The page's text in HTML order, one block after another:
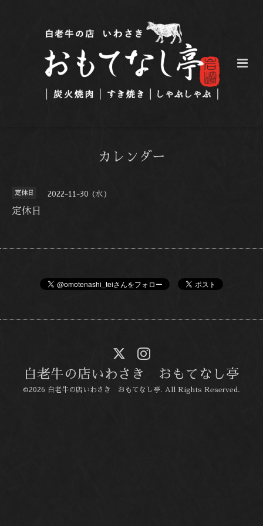
カレンダー
定休日 2022-11-30 (水)
定休日
白老牛の店いわさき おもてなし亭
©2026 白老牛の店いわさき おもてなし亭. All Rights Reserved.